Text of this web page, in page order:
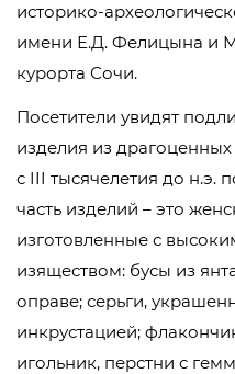
историко-
имени Е.Д. Фелицына и
курорта Сочи.
Посетители увидят
изделия из
с III тысячелетия до н.э.
часть изделий – это
изготовленные с
изяществом: бусы из
оправе; серьги,
инкрустацией;
игольник, перстни с